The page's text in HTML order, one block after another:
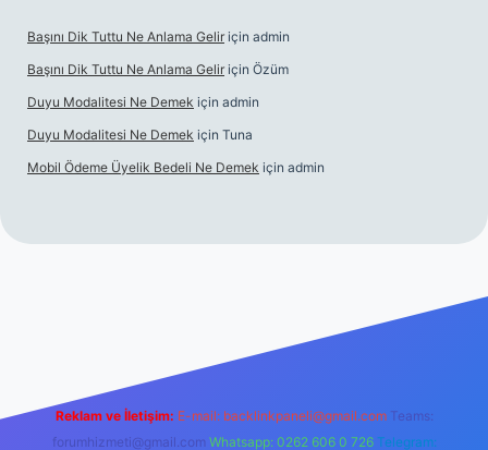
Başını Dik Tuttu Ne Anlama Gelir için admin
Başını Dik Tuttu Ne Anlama Gelir için Özüm
Duyu Modalitesi Ne Demek için admin
Duyu Modalitesi Ne Demek için Tuna
Mobil Ödeme Üyelik Bedeli Ne Demek için admin
Reklam ve İletişim: E-mail: backlinkpaneli@gmail.com Teams:
forumhizmeti@gmail.com Whatsapp: 0262 606 0 726 Telegram: